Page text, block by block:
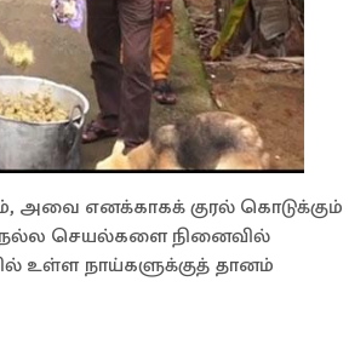
அவை எனக்காகக் குரல் கொடுக்கும்
நல்ல செயல்களை நினைவில்
உள்ள நாய்களுக்குத் தானம்